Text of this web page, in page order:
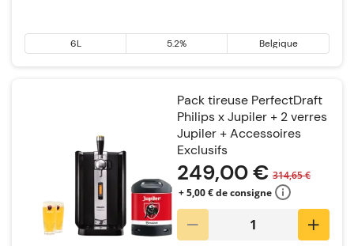
6L 5.2% Belgique
Pack tireuse PerfectDraft
Philips x Jupiler + 2 verres
Jupiler + Accessoires
Exclusifs
249,00 € 314,65 €
+ 5,00 € de consigne